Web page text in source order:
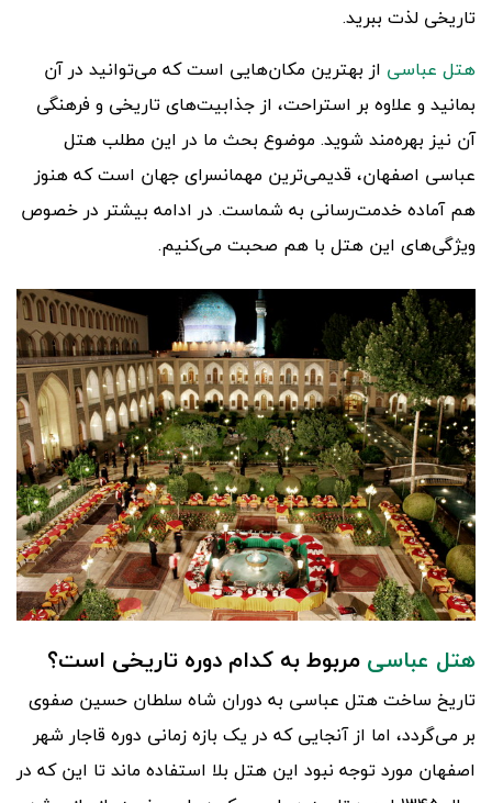
تاریخی لذت ببرید.
هتل عباسی از بهترین مکان‌هایی است که می‌توانید در آن
بمانید و علاوه بر استراحت، از جذابیت‌های تاریخی و فرهنگی
آن نیز بهره‌مند شوید. موضوع بحث ما در این مطلب هتل
عباسی اصفهان، قدیمی‌ترین مهمانسرای جهان است که هنوز
هم آماده خدمت‌رسانی به شماست. در ادامه بیشتر در خصوص
ویژگی‌های این هتل با هم صحبت می‌کنیم.
هتل عباسی مربوط به کدام دوره تاریخی است؟
تاریخ ساخت هتل عباسی به دوران شاه سلطان حسین صفوی
بر می‌گردد، اما از آنجایی که در یک بازه زمانی دوره قاجار شهر
اصفهان مورد توجه نبود این هتل بلا استفاده ماند تا این که در